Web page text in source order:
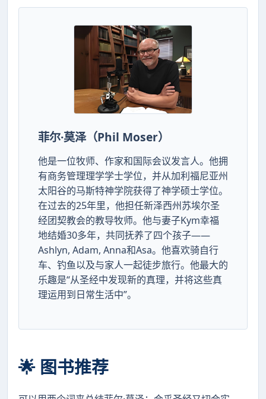
菲尔·莫泽（Phil Moser）
他是一位牧师、作家和国际会议发言人。他拥
有商务管理理学学士学位，并从加利福尼亚州
太阳谷的马斯特神学院获得了神学硕士学位。
在过去的25年里，他担任新泽西州苏埃尔圣
经团契教会的教导牧师。他与妻子Kym幸福
地结婚30多年，共同抚养了四个孩子——
Ashlyn, Adam, Anna和Asa。他喜欢骑自行
车、钓鱼以及与家人一起徒步旅行。他最大的
乐趣是“从圣经中发现新的真理，并将这些真
理运用到日常生活中”。
🌟 图书推荐